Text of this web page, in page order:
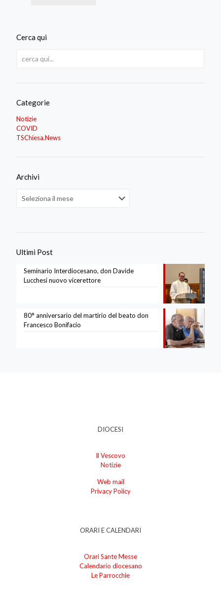
Cerca qui
Categorie
Notizie
COVID
TSChiesa.News
Archivi
Ultimi Post
Seminario Interdiocesano, don Davide
Lucchesi nuovo vicerettore
80° anniversario del martirio del beato don
Francesco Bonifacio
DIOCESI
Il Vescovo
Notizie
Web mail
Privacy Policy
ORARI E CALENDARI
Orari Sante Messe
Calendario diocesano
Le Parrocchie